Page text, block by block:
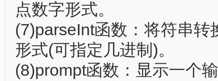
点数字形式。
(7)parseInt函数：将符串转
形式(可指定几进制)。
(8)prompt函数：显示一个